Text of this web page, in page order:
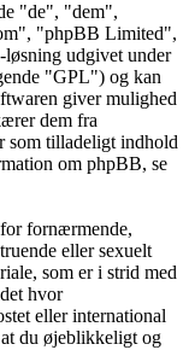
"de", "dem",
"phpBB Limited",
udgivet under
"GPL") og kan
giver mulighed
dem fra
som tilladeligt indhold
om phpBB, se
fornærmende,
eller sexuelt
som er i strid med
hvor
eller international
du øjeblikkeligt og